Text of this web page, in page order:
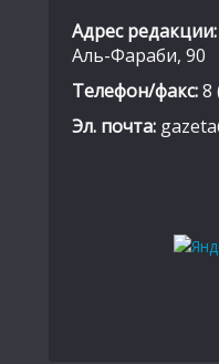
Адрес редакции:
Аль-Фараби, 90
Телефон/факс:8
Эл. почта: